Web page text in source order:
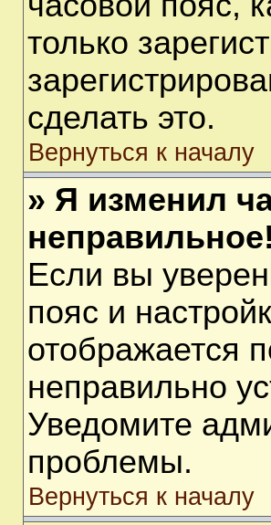
только
сделать это.
Вернуться к началу
» Я изменил
неправильное!
Если вы
пояс и
отображается
неправильно
Уведомите
проблемы.
Вернуться к началу